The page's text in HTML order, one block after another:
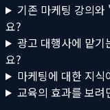
기존 마케팅 강의
요?
광고 대행사에 맡기
요?
마케팅에 대한 지
교육의 효과를 보려